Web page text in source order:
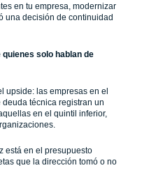
en tu empresa, modernizar
una decisión de continuidad
solo hablan de
upside: las empresas en el
técnica registran un
en el quintil inferior,
está en el presupuesto
que la dirección tomó o no